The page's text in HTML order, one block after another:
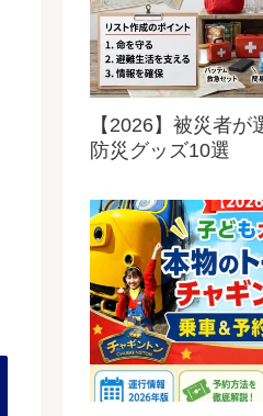
【2026】被災者
防災グッズ10選